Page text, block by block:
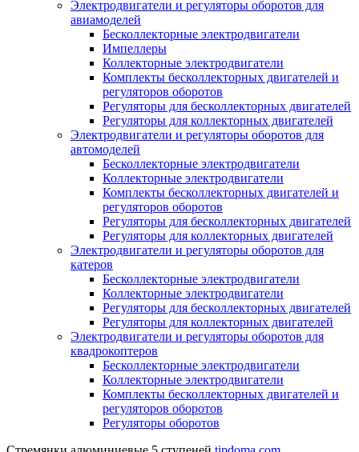
Электродвигатели и регуляторы оборотов для
авиамоделей
Бесколлекторные электродвигатели
Импеллеры
Коллекторные электродвигатели
Комплекты бесколлекторных двигателей и
регуляторов оборотов
Регуляторы для бесколлекторных двигателей
Регуляторы для коллекторных двигателей
Электродвигатели и регуляторы оборотов для
автомоделей
Бесколлекторные электродвигатели
Коллекторные электродвигатели
Комплекты бесколлекторных двигателей и
регуляторов оборотов
Регуляторы для бесколлекторных двигателей
Регуляторы для коллекторных двигателей
Электродвигатели и регуляторы оборотов для
катеров
Бесколлекторные электродвигатели
Коллекторные электродвигатели
Регуляторы для бесколлекторных двигателей
Регуляторы для коллекторных двигателей
Электродвигатели и регуляторы оборотов для
квадрокоптеров
Бесколлекторные электродвигатели
Коллекторные электродвигатели
Комплекты бесколлекторных двигателей и
регуляторов оборотов
Регуляторы оборотов